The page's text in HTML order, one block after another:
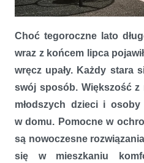
Choć tegoroczne lato
wraz z końcem lipca
wręcz upały. Każdy stara
swój sposób. Większość
młodszych dzieci i osoby
w domu. Pomocne w
są nowoczesne
się w mieszkaniu